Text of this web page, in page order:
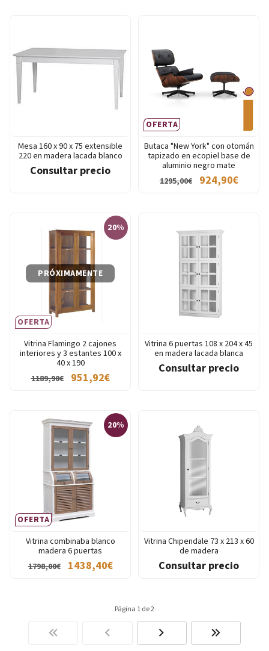
Mesa 160 x 90 x 75 extensible
220 en madera lacada blanco
Consultar precio
OFERTA
Butaca "New York" con otomán
tapizado en ecopiel base de
aluminio negro mate
1295,00€
924,90€
20%
OFERTA
PRÓXIMAMENTE
Vitrina Flamingo 2 cajones
interiores y 3 estantes 100 x
40 x 190
1189,90€
951,92€
Vitrina 6 puertas 108 x 204 x 45
en madera lacada blanca
Consultar precio
20%
OFERTA
Vitrina combinaba blanco
madera 6 puertas
1798,00€
1438,40€
Vitrina Chipendale 73 x 213 x 60
de madera
Consultar precio
Página 1 de 2